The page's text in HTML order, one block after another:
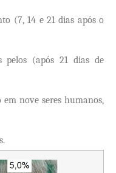
(7, 14 e 21 dias após o
pelos (após 21 dias de
nove seres humanos,